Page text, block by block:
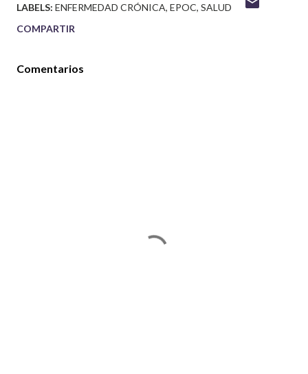
LABELS: ENFERMEDAD CRÓNICA EPOC SALUD
COMPARTIR
Comentarios